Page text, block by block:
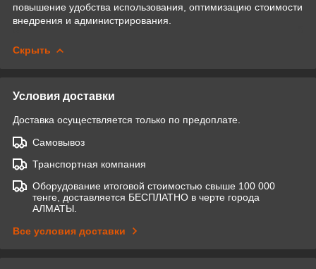
повышение удобства использования, оптимизацию стоимости
внедрения и администрирования.
Скрыть
Условия доставки
Доставка осуществляется только по предоплате.
Самовывоз
Транспортная компания
Оборудование итоговой стоимостью свыше 100 000
тенге, доставляется БЕСПЛАТНО в черте города
АЛМАТЫ.
Все условия доставки